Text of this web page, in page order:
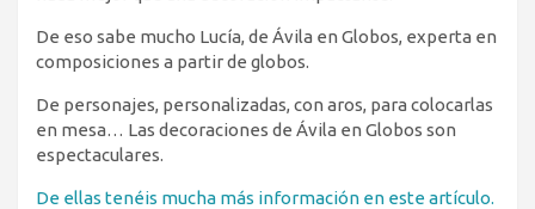
De eso sabe mucho Lucía, de Ávila en Globos, experta en
composiciones a partir de globos.
De personajes, personalizadas, con aros, para colocarlas
en mesa… Las decoraciones de Ávila en Globos son
espectaculares.
De ellas tenéis mucha más información en este artículo.